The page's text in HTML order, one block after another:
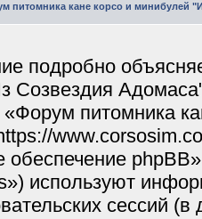
питомника кане корсо и минибулей
подробно
Созвездия
питомника
обеспечение
используют
сессий